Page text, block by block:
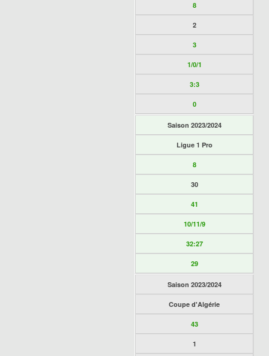
8
2
3
1/0/1
3:3
0
Saison 2023/2024
Ligue 1 Pro
8
30
41
10/11/9
32:27
29
Saison 2023/2024
Coupe d'Algérie
43
1